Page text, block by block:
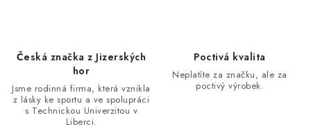
Česká značka z Jizerských
hor
Jsme rodinná firma, která vznikla
z lásky ke sportu a ve spolupráci
s Technickou Univerzitou v
Liberci.
Poctivá kvalita
Neplatíte za značku, ale za
poctivý výrobek.